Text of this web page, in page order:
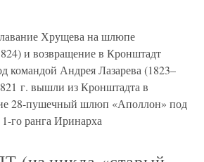
Хрущева на шлюпе
и возвращение в Кронштадт
командой Андрея Лазарева (1823–
г. вышли из Кронштадта в
28-пушечный шлюп «Аполлон» под
го ранга Иринарха